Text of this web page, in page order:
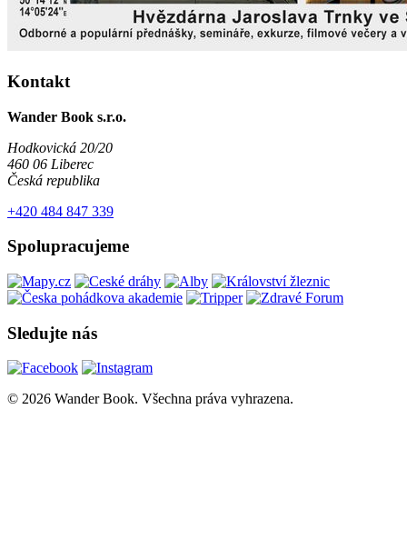
Kontakt
Wander Book s.r.o.
Hodkovická 20/20
460 06 Liberec
Česká republika
+420 484 847 339
Spolupracujeme
Sledujte nás
© 2026 Wander Book. Všechna práva vyhrazena.